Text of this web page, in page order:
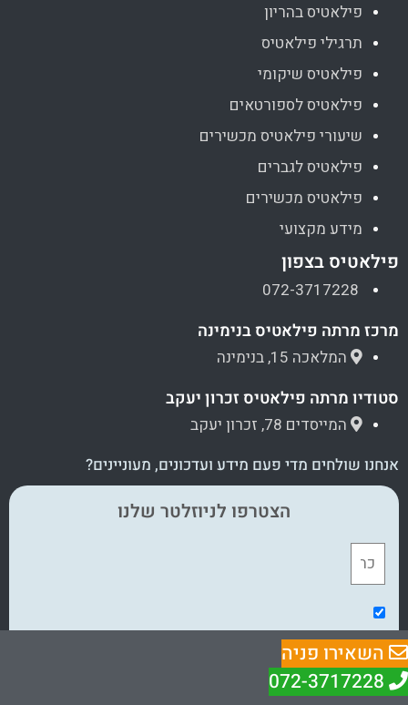
השאירו פניה
072-3717228
פילאטיס בהריון
תרגילי פילאטיס
פילאטיס שיקומי
פילאטיס לספורטאים
שיעורי פילאטיס מכשירים
פילאטיס לגברים
פילאטיס מכשירים
מידע מקצועי
פילאטיס בצפון
072-3717228
מרכז מרתה פילאטיס בנימינה
המלאכה 15, בנימינה
סטודיו מרתה פילאטיס זכרון יעקב
המייסדים 78, זכרון יעקב
אנחנו שולחים מדי פעם מידע ועדכונים, מעוניינים?
הצטרפו לניוזלטר שלנו
בלחיצה על "הצטרפות" אני מאשר/ת את
האתר